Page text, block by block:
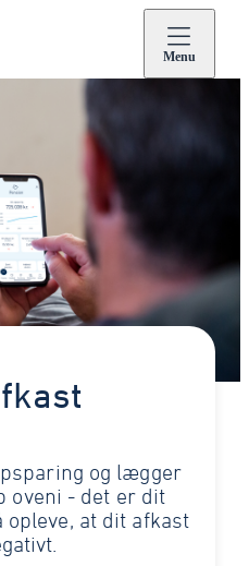
Menu
og lægger
oveni - det er dit
opleve, at dit afkast